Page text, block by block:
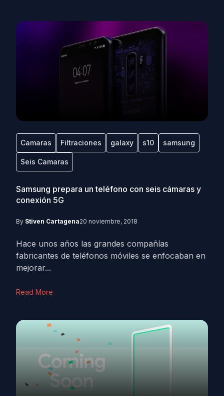
Camaras Filtraciones galaxy s10 samsung
Seis Camaras
Samsung prepara un teléfono con seis cámaras y
conexión 5G
By Stiven Cartagena20 noviembre, 2018
Hace unos años las grandes compañías
fabricantes de teléfonos móviles se enfocaban en
mejorar...
Read More